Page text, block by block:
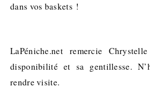
dans vos baskets !
LaPéniche.net remercie
disponibilité et sa gentillesse.
rendre visite.